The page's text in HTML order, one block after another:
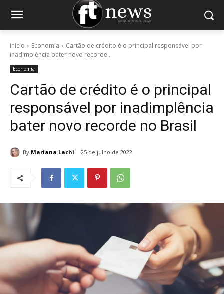
Início Economia
Cartão de crédito é o principal responsável por
inadimplência bater novo recorde...
Economia
Cartão de crédito é o principal
responsável por inadimplência
bater novo recorde no Brasil
By Mariana Lachi 25 de julho de 2022